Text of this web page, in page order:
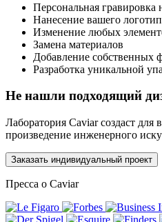
Персональная гравировка
Нанесение вашего
Изменение любых
Замена материалов
Добавление собственных
Разработка уникальной
Не нашли подходящий
Лаборатория Caviar создаст для
произведение инженерного
Заказать индивидуальный проект
Пресса о Caviar